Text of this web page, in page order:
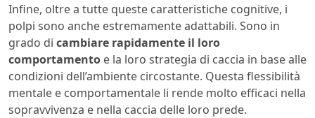
Infine, oltre a tutte queste caratteristiche cognitive, i
polpi sono anche estremamente adattabili. Sono in
grado di cambiare rapidamente il loro
comportamento e la loro strategia di caccia in base alle
condizioni dell’ambiente circostante. Questa flessibilità
mentale e comportamentale li rende molto efficaci nella
sopravvivenza e nella caccia delle loro prede.